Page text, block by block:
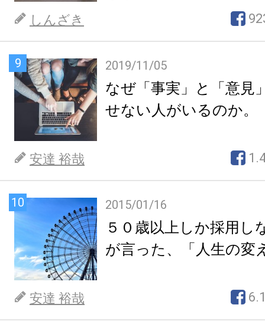
しんざき
9 2019/11/05
なぜ「事実」と「意見
せない人がいるのか。
安達 裕哉
10 2015/01/16
５０歳以上しか採用し
が言った、「人生の変
安達 裕哉